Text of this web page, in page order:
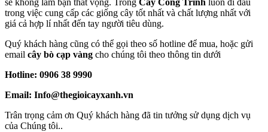
sẽ không làm bạn thất vọng. Trồng Cây Công Trình luôn đi đầu
trong việc cung cấp các giống cây tốt nhất và chất lượng nhất với
giá cả hợp lí nhất đến tay người tiêu dùng.
Quý khách hàng cũng có thể gọi theo số hotline để mua, hoặc gửi
email cây bò cạp vàng cho chúng tôi theo thông tin dưới
Hotline: 0906 38 9990
Email: Info@thegioicayxanh.vn
Trân trọng cảm ơn Quý khách hàng đã tin tưởng sử dụng dịch vụ
của Chúng tôi..